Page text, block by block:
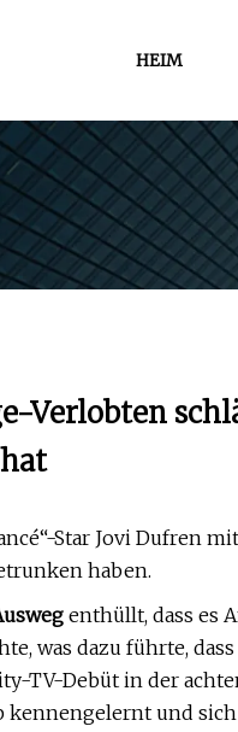
HEIM
Verlobten
Star Jovi Dufren
haben.
enthüllt, dass es
was dazu führte,
TV-Debüt in der
und